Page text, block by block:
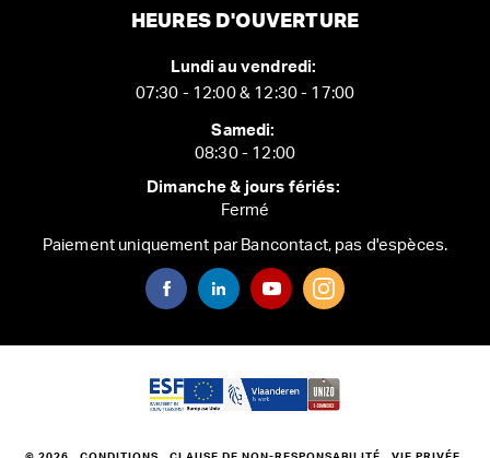
HEURES D'OUVERTURE
Lundi au vendredi:
07:30 - 12:00 & 12:30 - 17:00
Samedi:
08:30 - 12:00
Dimanche & jours fériés:
Fermé
Paiement uniquement par Bancontact, pas d'espèces.